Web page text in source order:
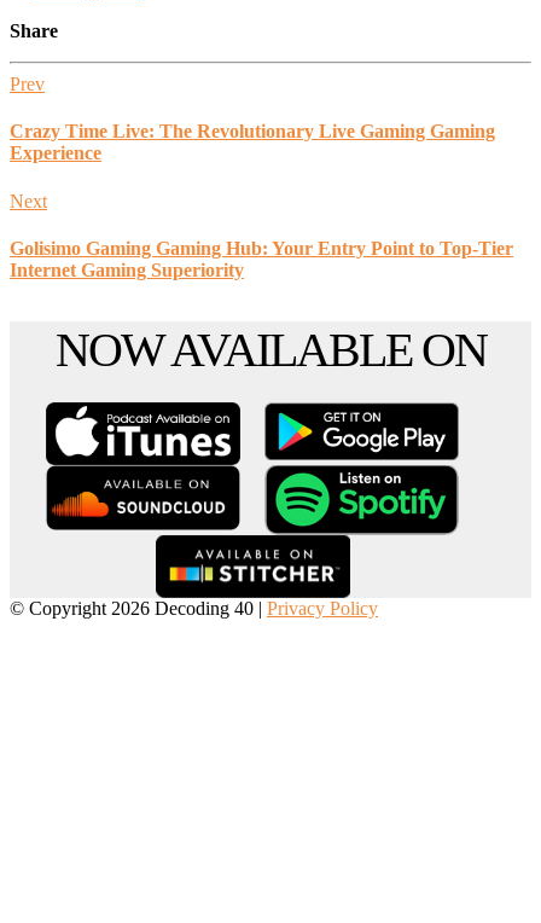
Share
Prev
Crazy Time Live: The Revolutionary Live Gaming Gaming
Experience
Next
Golisimo Gaming Gaming Hub: Your Entry Point to Top-Tier
Internet Gaming Superiority
NOW AVAILABLE ON
© Copyright 2026 Decoding 40 | Privacy Policy